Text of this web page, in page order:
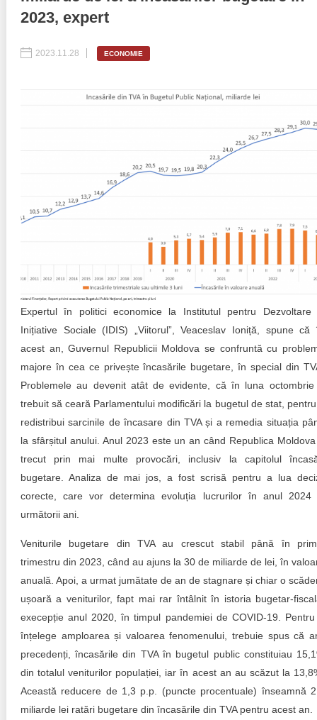
Inițiative în derulare
Inițiative desfășurate
Organigrama IDIS
Anunțuri
Politici regionale
Bunele practici
Laborator sociometric
Proces democratic
Agenda Națională de Business
15 minute de realism economic
Trend Hunter
Buletin EU-STRAT
Aplică la BUNELE PRACTICI
Transparența întreprinderilor de stat
Cele mai bune și cele mai proaste politici locale din
Moldova
Democrația, independența și transparența instituțiilor
publice-cheie din Moldova
Achiziții publice
2023, expert
2023.11.28 ECONOMIE
Expertul în politici economice la Institutul pentru Dezvoltare
Inițiative Sociale (IDIS) „Viitorul”, Veaceslav Ioniță, spune că
acest an, Guvernul Republicii Moldova se confruntă cu
majore în cea ce privește încasările bugetare, în special din
Problemele au devenit atât de evidente, că în luna
trebuit să ceară Parlamentului modificări la bugetul de stat,
redistribui sarcinile de încasare din TVA și a remedia situația
la sfârșitul anului. Anul 2023 este un an când Republica
trecut prin mai multe provocări, inclusiv la capitolul
bugetare. Analiza de mai jos, a fost scrisă pentru a lua
corecte, care vor determina evoluția lucrurilor în anul 2024
următorii ani.
Veniturile bugetare din TVA au crescut stabil până în
trimestru din 2023, când au ajuns la 30 de miliarde de lei, în
anuală. Apoi, a urmat jumătate de an de stagnare și chiar o
ușoară a veniturilor, fapt mai rar întâlnit în istoria bugetar-
execepție anul 2020, în timpul pandemiei de COVID-19.
înțelege amploarea și valoarea fenomenului, trebuie spus că
precedenți, încasările din TVA în bugetul public constituiau
din totalul veniturilor populației, iar în acest an au scăzut la
Această reducere de 1,3 p.p. (puncte procentuale) înseamnă
miliarde lei ratări bugetare din încasările din TVA pentru acest an.